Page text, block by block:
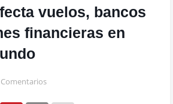
vuelos, bancos
financieras en